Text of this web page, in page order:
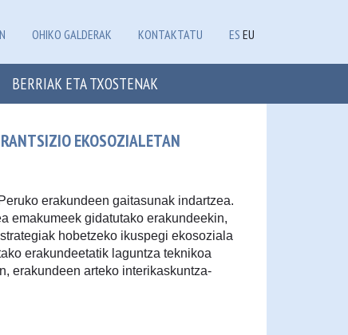
OHIKO GALDERAK KONTAKTATU ES EU
BERRIAK ETA TXOSTENAK
EKOSOZIALETAN
erakundeen gaitasunak indartzea.
emakumeek gidatutako erakundeekin,
hobetzeko ikuspegi ekosoziala
erakundeetatik laguntza teknikoa
erakundeen arteko interikaskuntza-